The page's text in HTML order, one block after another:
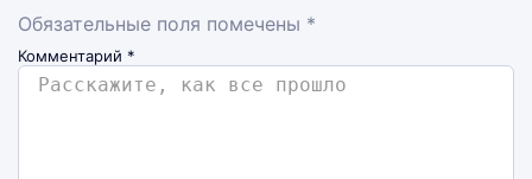
Обязательные поля помечены *
Комментарий *